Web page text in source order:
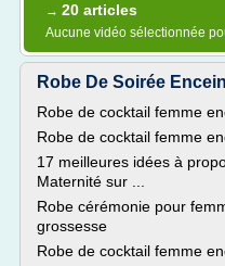
→ 20 articles
Aucune vidéo sélectionnée
Robe De Soirée
Robe de cocktail femme
Robe de cocktail femme
17 meilleures idées à
Maternité sur ...
Robe cérémonie pour
grossesse
Robe de cocktail femme